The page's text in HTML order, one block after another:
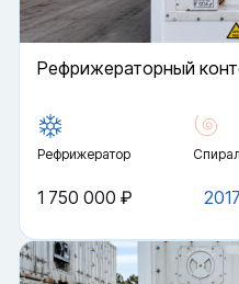
Рефрижераторный
Рефрижератор
1 750 000 ₽